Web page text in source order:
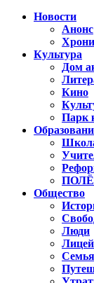
Новости
Анонс
Культура
Дом
Кино
Парк
Общество
Люди